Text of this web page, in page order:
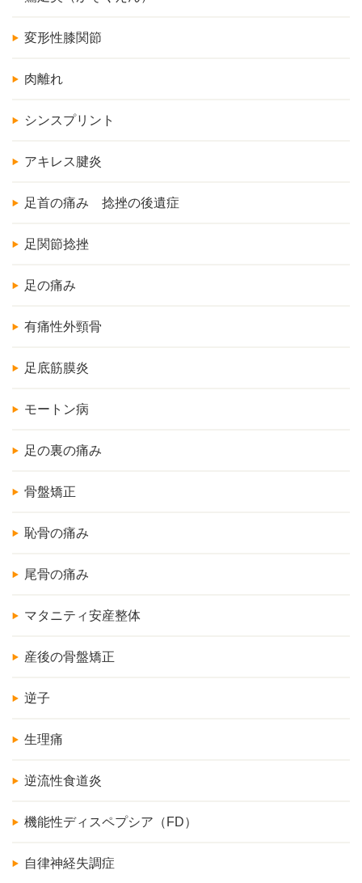
変形性膝関節
肉離れ
シンスプリント
アキレス腱炎
足首の痛み 捻挫の後遺症
足関節捻挫
足の痛み
有痛性外頸骨
足底筋膜炎
モートン病
足の裏の痛み
骨盤矯正
恥骨の痛み
尾骨の痛み
マタニティ安産整体
産後の骨盤矯正
逆子
生理痛
逆流性食道炎
機能性ディスペプシア（FD）
自律神経失調症